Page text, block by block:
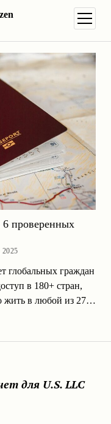
для U.S. LLC
проверенных
глобальных граждан
в 180+ стран,
жить в любой из 27…